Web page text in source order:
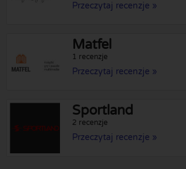
Przeczytaj recenzje »
Matfel
1 recenzje
Przeczytaj recenzje »
Sportland
2 recenzje
Przeczytaj recenzje »